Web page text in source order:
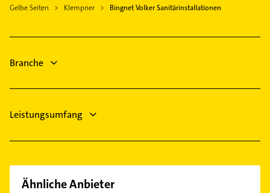
Alzey
Ingelheim am Rhein
Klein-Winternheim
Gelbe Seiten Klempner Bingnet Volker Sanitärinstallationen
Branche
Leistungsumfang
Ähnliche Anbieter